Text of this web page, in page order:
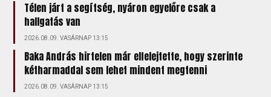
Télen járt a segítség, nyáron egyelőre csak a
hallgatás van
2026.08.09. VASÁRNAP 13:15
Baka András hirtelen már elfelejtette, hogy szerinte
kétharmaddal sem lehet mindent megtenni
2026.08.09. VASÁRNAP 13:15